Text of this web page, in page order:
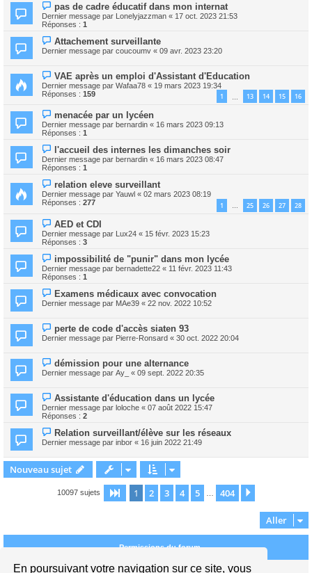
En poursuivant votre navigation sur ce site, vous
pas de cadre éducatif dans mon internat
Dernier message par Lonelyjazzman « 17 oct. 2023 21:53
Réponses : 1
Attachement surveillante
Dernier message par coucoumv « 09 avr. 2023 23:20
VAE après un emploi d'Assistant d'Education
Dernier message par Wafaa78 « 19 mars 2023 19:34
Réponses : 159 1 13 14 15 16
menacée par un lycéen
Dernier message par bernardin « 16 mars 2023 09:13
Réponses : 1
l'accueil des internes les dimanches soir
Dernier message par bernardin « 16 mars 2023 08:47
Réponses : 1
relation eleve surveillant
Dernier message par Yauwl « 02 mars 2023 08:19
Réponses : 277 1 … 25 26 27 28
AED et CDI
Dernier message par Lux24 « 15 févr. 2023 15:23
Réponses : 3
impossibilité de "punir" dans mon lycée
Dernier message par bernadette22 « 11 févr. 2023 11:43
Réponses : 1
Examens médicaux avec convocation
Dernier message par MAe39 « 22 nov. 2022 10:52
perte de code d'accès siaten 93
Dernier message par Pierre-Ronsard « 30 oct. 2022 20:04
démission pour une alternance
Dernier message par Ay_ « 09 sept. 2022 20:35
Assistante d'éducation dans un lycée
Dernier message par loloche « 07 août 2022 15:47
Réponses : 2
Relation surveillant/élève sur les réseaux
Dernier message par inbor « 16 juin 2022 21:49
Nouveau sujet
10097 sujets Page 1sur404
1 2 3 4 5 404
Aller
Permissions du forum